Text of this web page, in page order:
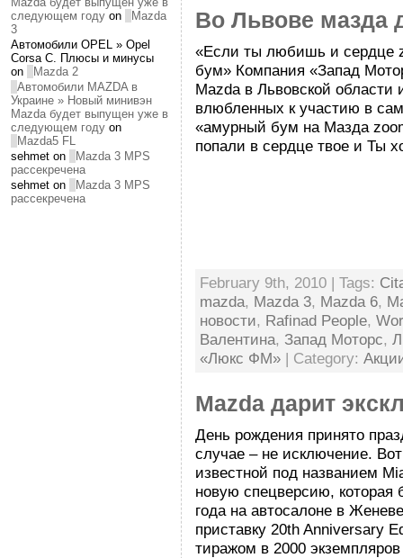
Во Львове мазда
«Если ты любишь и сердце
бум» Компания «Запад
Mazda в Львовской
влюбленных к участию в
«амурный бум на Мазда
попали в сердце твое и Ты
February 9th, 2010 | Tags:
mazda, Mazda 3, Mazda 6,
новости, Rafinad People,
Валентина, Запад Моторс,
«Люкс ФМ» | Category:
Mazda дарит
День рождения принято
случае – не исключение.
известной под названием
новую спецверсию, которая
года на автосалоне в
приставку 20th Anniversary
тиражом в 2000
следующем году on
Mazda
3
Автомобили OPEL » Opel
Corsa C. Плюсы и минусы
on
Mazda 2
Автомобили MAZDA в
Украине » Новый минивэн
Mazda будет выпущен уже в
следующем году on
Mazda5 FL
sehmet on
Mazda 3 MPS
рассекречена
sehmet on
Mazda 3 MPS
рассекречена